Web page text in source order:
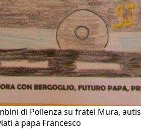
di Pollenza su fratel Mura,
a papa Francesco